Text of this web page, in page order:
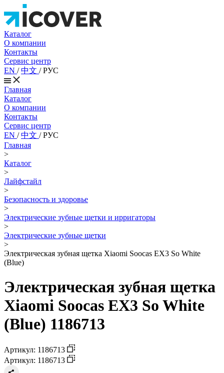
Каталог
О компании
Контакты
Сервис центр
EN /中文 /РУС
Главная
Каталог
О компании
Контакты
Сервис центр
EN /中文 /РУС
Главная
>
Каталог
>
Лайфстайл
>
Безопасность и здоровье
>
Электрические зубные щетки и ирригаторы
>
Электрические зубные щетки
>
Электрическая зубная щетка Xiaomi Soocas EX3 So White
(Blue)
Электрическая зубная щетка
Xiaomi Soocas EX3 So White
(Blue) 1186713
Артикул: 1186713
Артикул: 1186713